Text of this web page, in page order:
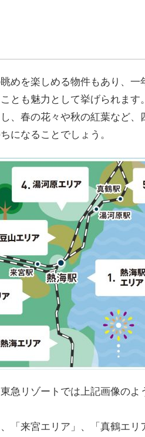
めを楽しめる物件もあり、
とも魅力として挙げられます。
、春の花々や秋の紅葉など
になることでしょう。
急リゾートでは上記画像の
「来宮エリア」、「真鶴エ